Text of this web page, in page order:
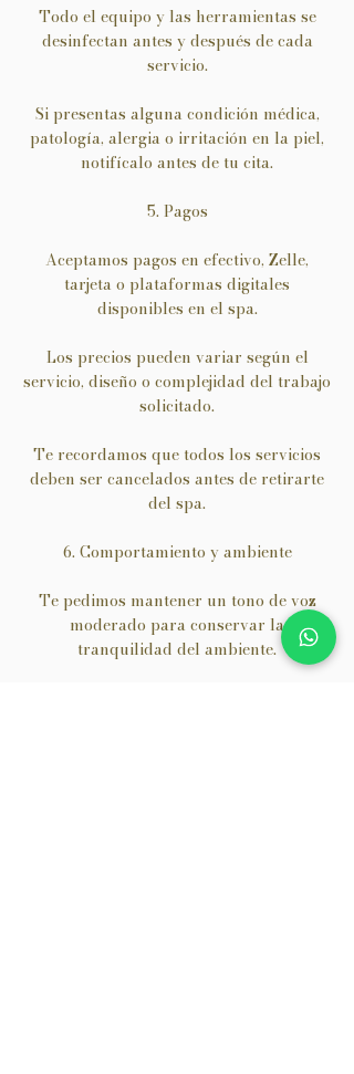
Todo el equipo y las herramientas se
desinfectan antes y después de cada
servicio.
Si presentas alguna condición médica,
patología, alergia o irritación en la piel,
notifícalo antes de tu cita.
5. Pagos
Aceptamos pagos en efectivo, Zelle,
tarjeta o plataformas digitales
disponibles en el spa.
Los precios pueden variar según el
servicio, diseño o complejidad del trabajo
solicitado.
Te recordamos que todos los servicios
deben ser cancelados antes de retirarte
del spa.
6. Comportamiento y ambiente
Te pedimos mantener un tono de voz
moderado para conservar la
tranquilidad del ambiente.